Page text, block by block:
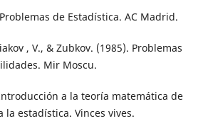
de Estadística. AC Madrid.
, V., & Zubkov. (1985). Problemas
Mir Moscu.
a la teoría matemática de
estadística. Vinces vives.